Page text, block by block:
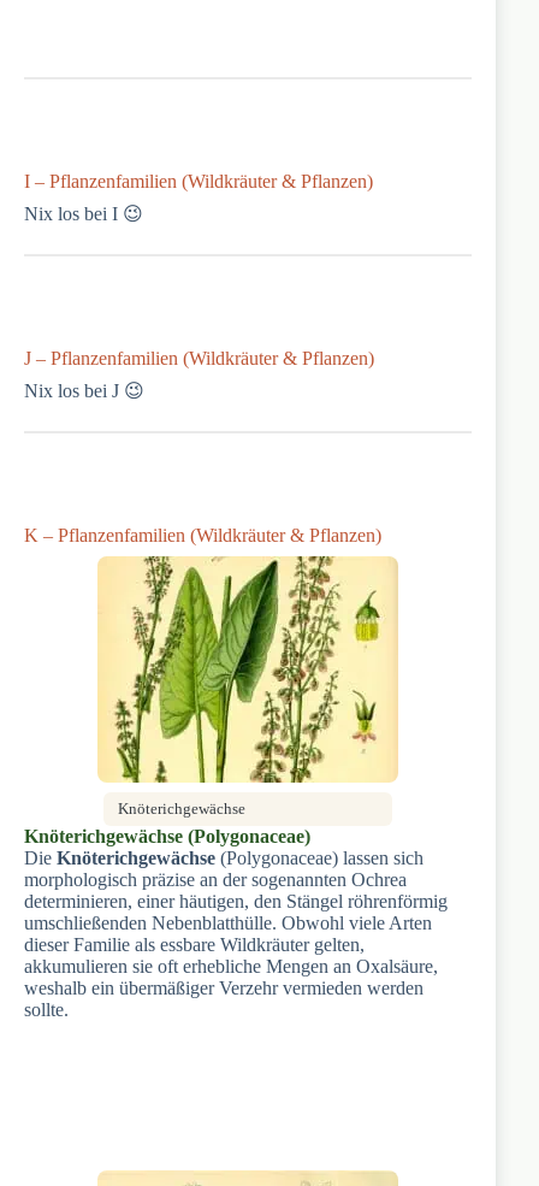
I – Pflanzenfamilien (Wildkräuter & Pflanzen)
Nix los bei I 😉
J – Pflanzenfamilien (Wildkräuter & Pflanzen)
Nix los bei J 😉
K – Pflanzenfamilien (Wildkräuter & Pflanzen)
Knöterichgewächse
Knöterichgewächse (Polygonaceae)
Die Knöterichgewächse (Polygonaceae) lassen sich
morphologisch präzise an der sogenannten Ochrea
determinieren, einer häutigen, den Stängel röhrenförmig
umschließenden Nebenblatthülle. Obwohl viele Arten
dieser Familie als essbare Wildkräuter gelten,
akkumulieren sie oft erhebliche Mengen an Oxalsäure,
weshalb ein übermäßiger Verzehr vermieden werden
sollte.